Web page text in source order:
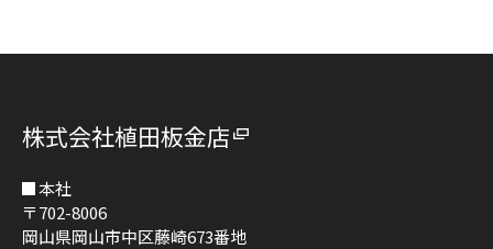
株式会社植田板金店
本社
〒702-8006
岡山県岡山市中区藤崎673番地